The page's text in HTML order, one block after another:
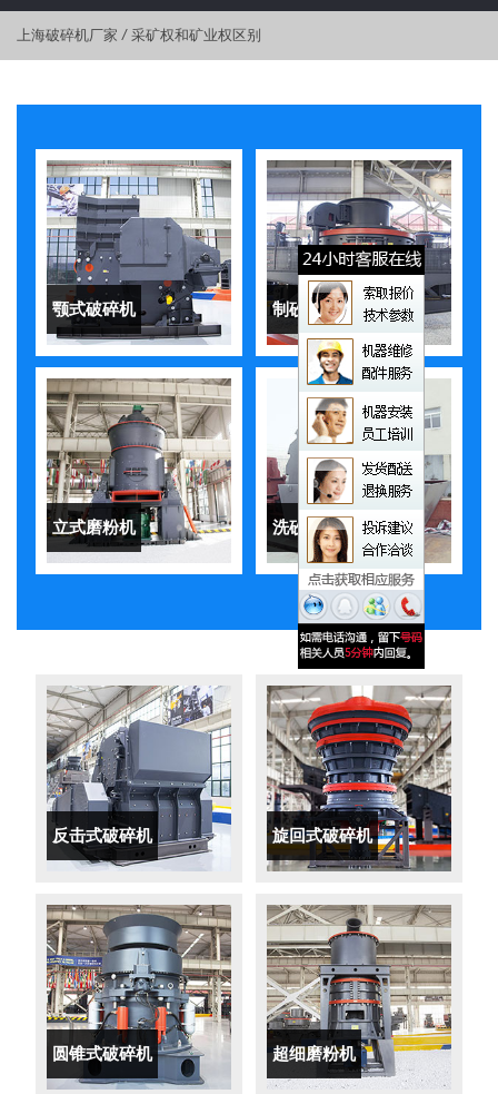
上海破碎机厂家 / 采矿权和矿业权区别
颚式破碎机 制砂机
立式磨粉机 洗砂机
反击式破碎机 旋回式破碎机
圆锥式破碎机 超细磨粉机